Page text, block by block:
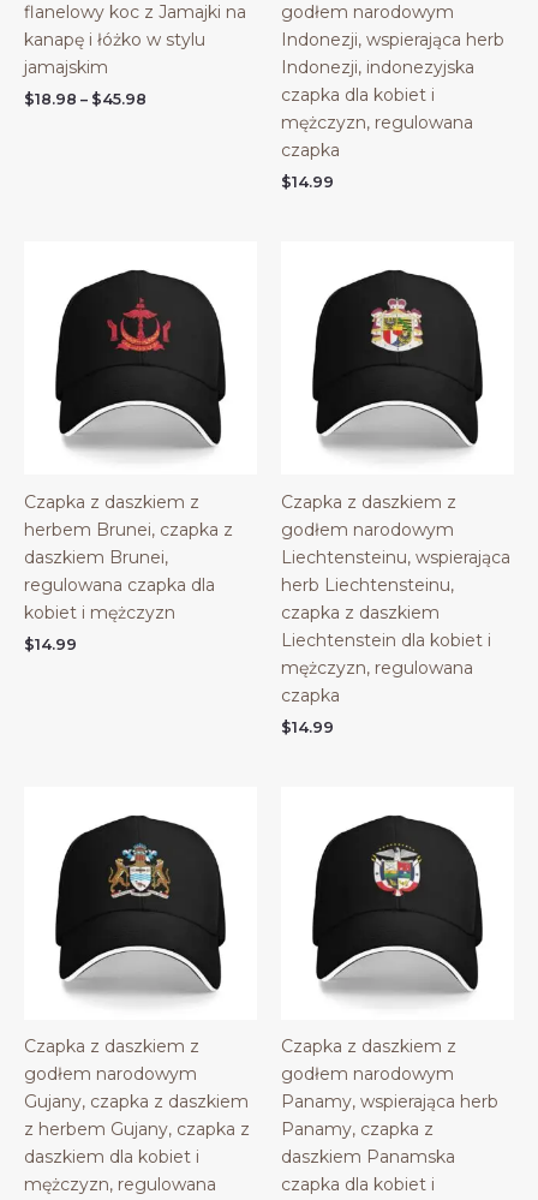
flanelowy koc z Jamajki na
kanapę i łóżko w stylu
jamajskim
$18.98 – $45.98
godłem narodowym
Indonezji, wspierająca herb
Indonezji, indonezyjska
czapka dla kobiet i
mężczyzn, regulowana
czapka
$14.99
Czapka z daszkiem z
herbem Brunei, czapka z
daszkiem Brunei,
regulowana czapka dla
kobiet i mężczyzn
$14.99
Czapka z daszkiem z
godłem narodowym
Liechtensteinu, wspierająca
herb Liechtensteinu,
czapka z daszkiem
Liechtenstein dla kobiet i
mężczyzn, regulowana
czapka
$14.99
Czapka z daszkiem z
godłem narodowym
Gujany, czapka z daszkiem
z herbem Gujany, czapka z
daszkiem dla kobiet i
mężczyzn, regulowana
Czapka z daszkiem z
godłem narodowym
Panamy, wspierająca herb
Panamy, czapka z
daszkiem Panamska
czapka dla kobiet i